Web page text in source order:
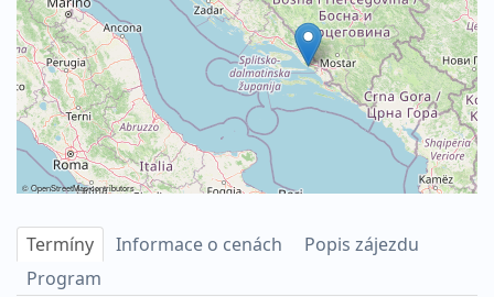
©OpenStreetMapcontributors
Termíny Informace o cenách
Popis zájezdu
Program